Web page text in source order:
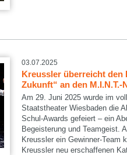
03.07.2025
Kreussler überreicht den
Zukunft“ an den M.I.N.T.-
Am 29. Juni 2025 wurde im
Staatstheater Wiesbaden die
Schul-Awards gefeiert – ein
Begeisterung und Teamgeist.
Kreussler ein Gewinner-Team
Kreussler neu erschaffenen